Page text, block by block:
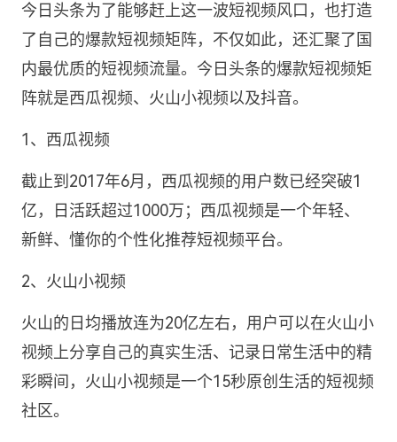
今日头条为了能够赶上这一波短视频风口，也打造
了自己的爆款短视频矩阵，不仅如此，还汇聚了国
内最优质的短视频流量。今日头条的爆款短视频矩
阵就是西瓜视频、火山小视频以及抖音。
1、西瓜视频
截止到2017年6月，西瓜视频的用户数已经突破1
亿，日活跃超过1000万；西瓜视频是一个年轻、
新鲜、懂你的个性化推荐短视频平台。
2、火山小视频
火山的日均播放连为20亿左右，用户可以在火山小
视频上分享自己的真实生活、记录日常生活中的精
彩瞬间，火山小视频是一个15秒原创生活的短视频
社区。